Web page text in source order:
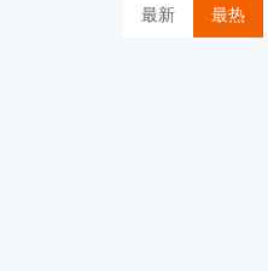
最新 最热